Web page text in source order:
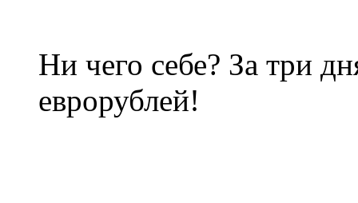
Ни чего себе? За три
еврорублей!